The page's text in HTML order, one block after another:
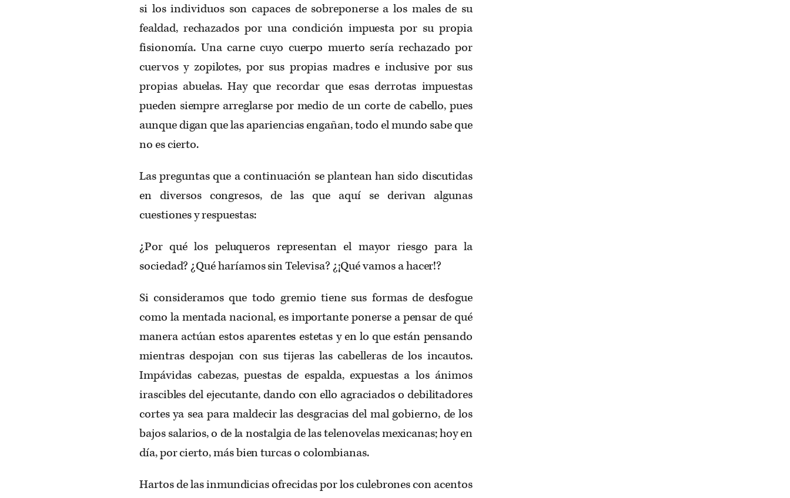
si los individuos son capaces de sobreponerse a los males de su
fealdad, rechazados por una condición impuesta por su propia
fisionomía. Una carne cuyo cuerpo muerto sería rechazado por
cuervos y zopilotes, por sus propias madres e inclusive por sus
propias abuelas. Hay que recordar que esas derrotas impuestas
pueden siempre arreglarse por medio de un corte de cabello, pues
aunque digan que las apariencias engañan, todo el mundo sabe que
no es cierto.
Las preguntas que a continuación se plantean han sido discutidas
en diversos congresos, de las que aquí se derivan algunas
cuestiones y respuestas:
¿Por qué los peluqueros representan el mayor riesgo para la
sociedad? ¿Qué haríamos sin Televisa? ¿¡Qué vamos a hacer!?
Si consideramos que todo gremio tiene sus formas de desfogue
como la mentada nacional, es importante ponerse a pensar de qué
manera actúan estos aparentes estetas y en lo que están pensando
mientras despojan con sus tijeras las cabelleras de los incautos.
Impávidas cabezas, puestas de espalda, expuestas a los ánimos
irascibles del ejecutante, dando con ello agraciados o debilitadores
cortes ya sea para maldecir las desgracias del mal gobierno, de los
bajos salarios, o de la nostalgia de las telenovelas mexicanas; hoy en
día, por cierto, más bien turcas o colombianas.
Hartos de las inmundicias ofrecidas por los culebrones con acentos